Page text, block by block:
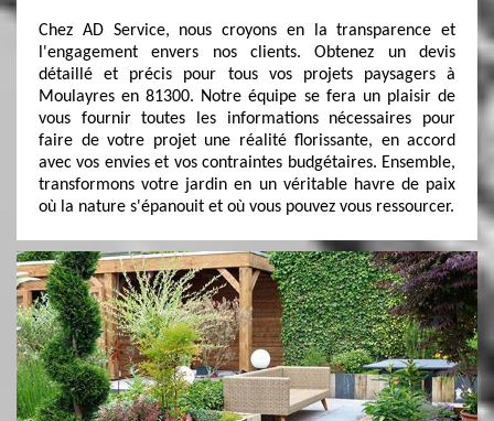
Chez AD Service, nous croyons en la transparence et
l'engagement envers nos clients. Obtenez un devis
détaillé et précis pour tous vos projets paysagers à
Moulayres en 81300. Notre équipe se fera un plaisir de
vous fournir toutes les informations nécessaires pour
faire de votre projet une réalité florissante, en accord
avec vos envies et vos contraintes budgétaires. Ensemble,
transformons votre jardin en un véritable havre de paix
où la nature s'épanouit et où vous pouvez vous ressourcer.